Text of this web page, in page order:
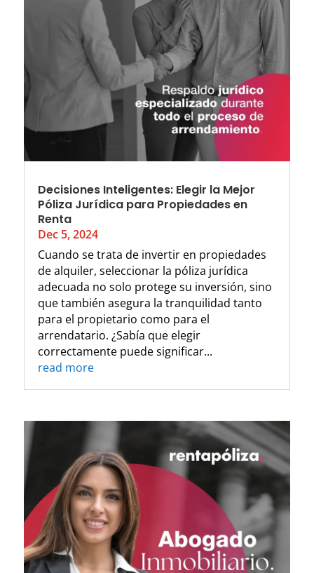
Decisiones Inteligentes: Elegir la Mejor
Póliza Jurídica para Propiedades en
Renta
Dec 5, 2024
Cuando se trata de invertir en propiedades
de alquiler, seleccionar la póliza jurídica
adecuada no solo protege su inversión, sino
que también asegura la tranquilidad tanto
para el propietario como para el
arrendatario. ¿Sabía que elegir
correctamente puede significar...
read more